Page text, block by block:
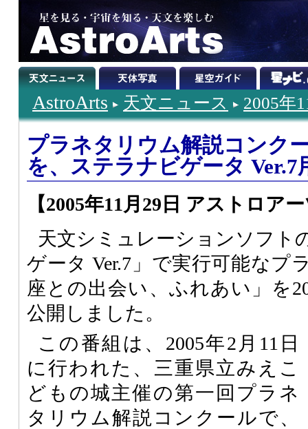
AstroArts 天文ニュース 2005年
プラネタリウム解説コンク
を、ステラナビゲータ Ver.7
【2005年11月29日 アストロア
天文シミュレーションソフト
ゲータ Ver.7」で実行可能なプ
座との出会い、ふれあい」を
公開しました。
この番組は、2005年2月11日
に行われた、三重県立みえこ
どもの城主催の第一回プラネ
タリウム解説コンクールで、